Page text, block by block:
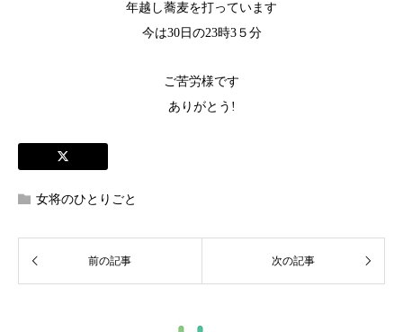
年越し蕎麦を打っています
今は30日の23時3５分
ご苦労様です
ありがとう!
女将のひとりごと